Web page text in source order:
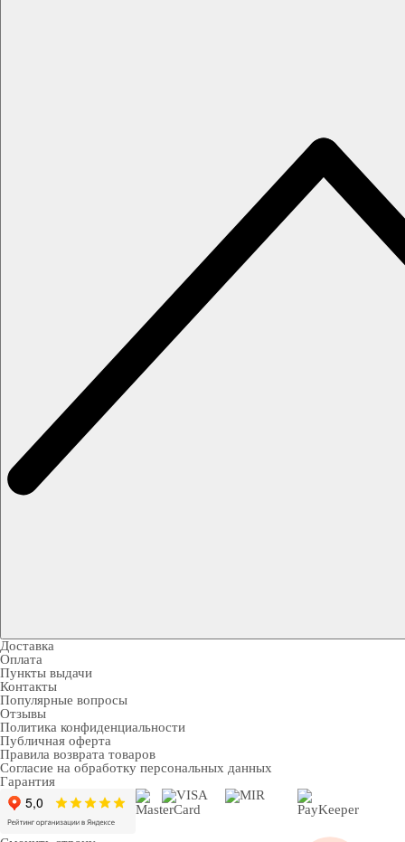
Доставка
Оплата
Пункты выдачи
Контакты
Популярные вопросы
Отзывы
Политика конфиденциальности
Публичная оферта
Правила возврата товаров
Согласие на обработку персональных данных
Гарантия